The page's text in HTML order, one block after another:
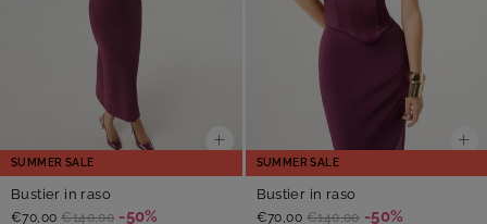
SUMMER SALE
Bustier in raso
€70,00 €140,00 -50%
SUMMER SALE
Bustier in raso
€70,00 €140,00 -50%